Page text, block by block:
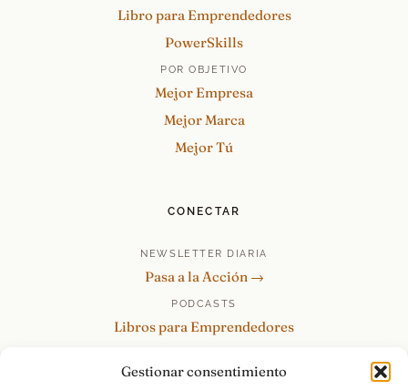
Gestionar consentimiento
Libro para Emprendedores
PowerSkills
POR OBJETIVO
Mejor Empresa
Mejor Marca
Mejor Tú
CONECTAR
NEWSLETTER DIARIA
Pasa a la Acción →
PODCASTS
Libros para Emprendedores
re:Invéntate / PowerSkills